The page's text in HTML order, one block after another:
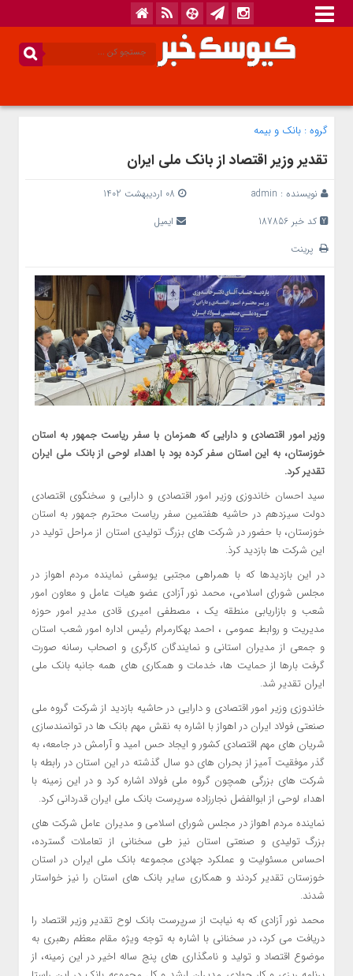
گروه : بانک‌ و بیمه
تقدیر وزیر اقتصاد از بانک ملی ایران
نویسنده : admin
کد خبر 187856
ایمیل
پرینت
وزیر امور اقتصادی و دارایی که همزمان با سفر ریاست جمهور به استان
خوزستان، به این استان سفر کرده بود با اهداء لوحی از بانک ملی ایران
تقدیر کرد.
سید احسان خاندوزی وزیر امور اقتصادی و دارایی و سخنگوی اقتصادی
دولت سیزدهم در حاشیه هفتمین سفر ریاست محترم جمهور به استان
خوزستان، با حضور در شرکت های بزرگ تولیدی استان از مراحل تولید در
این شرکت ها بازدید کرذ.
در این بازدیدها که با همراهی مجتبی یوسفی نماینده مردم اهواز در
مجلس شورای اسلامی، محمد نور آزادی عضو هیات عامل و معاون امور
شعب و بازاریابی منطقه یک ، مصطفی امیری قادی مدیر امور حوزه
مدیریت و روابط عمومی ، احمد بهکارمرام رئیس اداره امور شعب استان
و جمعی از مدیران استانی و نمایندگان کارگری و اصحاب رسانه صورت
گرفت بارها از حمایت ها، خدمات و همکاری های همه جانبه بانک ملی
ایران تقدیر شد.
خاندوزی وزیر امور اقتصادی و دارایی در حاشیه بازدید از شرکت گروه ملی
صنعتی فولاد ایران در اهواز با اشاره به نقش مهم بانک ها در توانمندسازی
شریان های مهم اقتصادی کشور و ایجاد حس امید و آرامش در جامعه، به
گذر موفقیت آمیز از بحران های دو سال گذشته در این استان در رابطه با
شرکت های بزرگی همچون گروه ملی فولاد اشاره کرد و در این زمینه با
اهداء لوحی از ابوالفضل نجارزاده سرپرست بانک ملی ایران قدردانی کرد.
نماینده مردم اهواز در مجلس شورای اسلامی و مدیران عامل شرکت های
بزرگ تولیدی و صنعتی استان نیز طی سخنانی از تعاملات گسترده،
احساس مسئولیت و عملکرد جهادی مجموعه بانک ملی ایران در استان
خوزستان تقدیر کردند و همکاری سایر بانک های استان را نیز خواستار
شدند.
محمد نور آزادی که به نیابت از سرپرست بانک لوح تقدیر وزیر اقتصاد را
دریافت می کرد، در سخنانی با اشاره به توجه ویژه مقام معظم رهبری به
موضوع اقتصاد و تولید و نامگذاری های پنج ساله اخیر در این زمینه، از